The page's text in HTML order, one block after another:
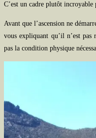
C’est un cadre plutôt incroyable
Avant que l’ascension ne
vous expliquant qu’il n’est pas
pas la condition physique